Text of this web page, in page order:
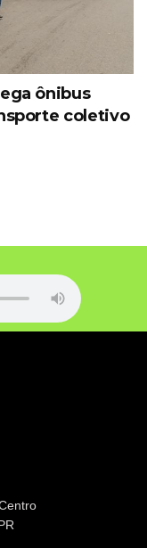
ônibus
coletivo